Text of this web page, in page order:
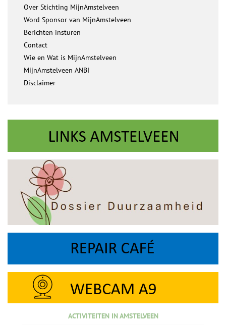
Over Stichting MijnAmstelveen
Word Sponsor van MijnAmstelveen
Berichten insturen
Contact
Wie en Wat is MijnAmstelveen
MijnAmstelveen ANBI
Disclaimer
ACTIVITEITEN IN AMSTELVEEN